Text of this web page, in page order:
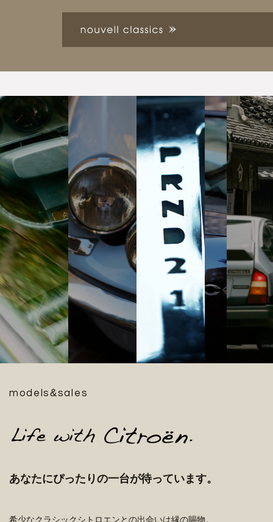
models&sales
あなたにぴったりの一台が待っています。
希少なクラシックシトロエンとの出会いは縁の賜物。